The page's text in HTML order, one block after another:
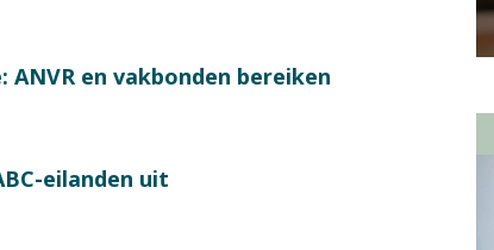
en vakbonden bereiken
eilanden uit